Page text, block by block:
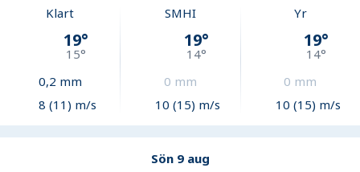
Klart
19°
15°
0,2 mm
8 (11) m/s
SMHI
19°
14°
0 mm
10 (15) m/s
Yr
19°
14°
0 mm
10 (15) m/s
Sön 9 aug